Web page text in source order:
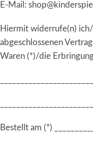
E-Mail:
Hiermit widerrufe(n)
abgeschlossenen
Waren (*)/die
Bestellt am (*)